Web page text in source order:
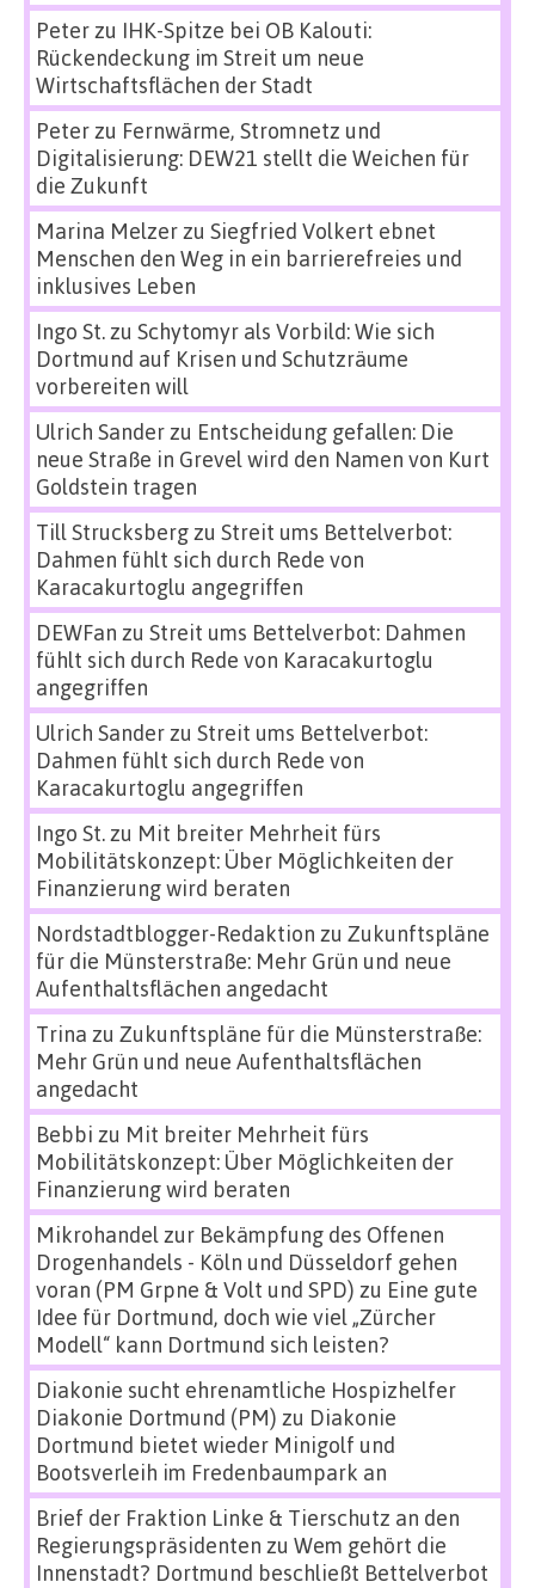
Peterzu IHK-Spitze bei OB Kalouti:
Rückendeckung im Streit um neue
Wirtschaftsflächen der Stadt
Peterzu Fernwärme, Stromnetz und
Digitalisierung: DEW21 stellt die Weichen für
die Zukunft
Marina Melzerzu Siegfried Volkert ebnet
Menschen den Weg in ein barrierefreies und
inklusives Leben
Ingo St.zu Schytomyr als Vorbild: Wie sich
Dortmund auf Krisen und Schutzräume
vorbereiten will
Ulrich Sanderzu Entscheidung gefallen: Die
neue Straße in Grevel wird den Namen von Kurt
Goldstein tragen
Till Strucksbergzu Streit ums Bettelverbot:
Dahmen fühlt sich durch Rede von
Karacakurtoglu angegriffen
DEWFan zu Streit ums Bettelverbot: Dahmen
fühlt sich durch Rede von Karacakurtoglu
angegriffen
Ulrich Sanderzu Streit ums Bettelverbot:
Dahmen fühlt sich durch Rede von
Karacakurtoglu angegriffen
Ingo St.zu Mit breiter Mehrheit fürs
Mobilitätskonzept: Über Möglichkeiten der
Finanzierung wird beraten
Nordstadtblogger-Redaktion zu Zukunftspläne
für die Münsterstraße: Mehr Grün und neue
Aufenthaltsflächen angedacht
Trina zu Zukunftspläne für die Münsterstraße:
Mehr Grün und neue Aufenthaltsflächen
angedacht
Bebbi zu Mit breiter Mehrheit fürs
Mobilitätskonzept: Über Möglichkeiten der
Finanzierung wird beraten
Mikrohandel zur Bekämpfung des Offenen
Drogenhandels - Köln und Düsseldorf gehen
voran (PM Grpne & Volt und SPD) zu Eine gute
Idee für Dortmund, doch wie viel „Zürcher
Modell“ kann Dortmund sich leisten?
Diakonie sucht ehrenamtliche Hospizhelfer
Diakonie Dortmund (PM) zu Diakonie
Dortmund bietet wieder Minigolf und
Bootsverleih im Fredenbaumpark an
Brief der Fraktion Linke & Tierschutz an den
Regierungspräsidenten zu Wem gehört die
Innenstadt? Dortmund beschließt Bettelverbot